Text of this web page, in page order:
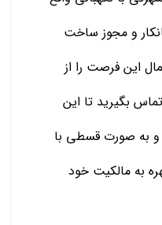
و مجوز ساخت
این فرصت را از
بگیرید تا این
و به صورت قسطی با
به مالکیت خود